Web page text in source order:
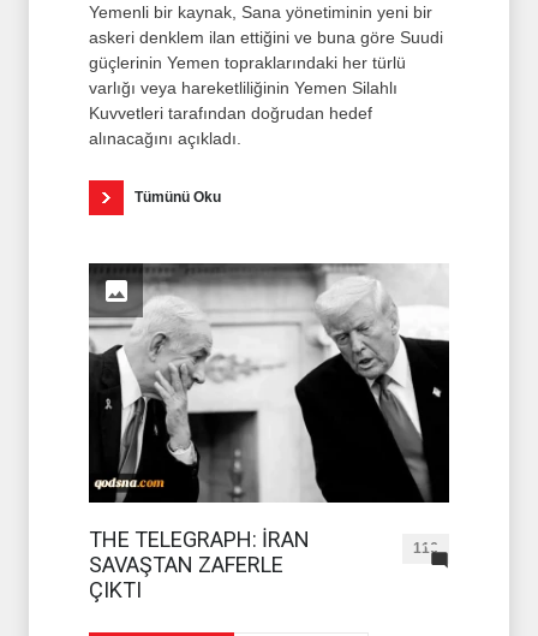
Yemenli bir kaynak, Sana yönetiminin yeni bir
askeri denklem ilan ettiğini ve buna göre Suudi
güçlerinin Yemen topraklarındaki her türlü
varlığı veya hareketliliğinin Yemen Silahlı
Kuvvetleri tarafından doğrudan hedef
alınacağını açıkladı.
Tümünü Oku
THE TELEGRAPH: İRAN
SAVAŞTAN ZAFERLE
ÇIKTI
116